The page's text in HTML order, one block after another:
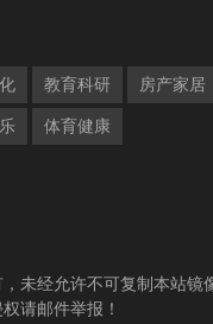
教育科研 房产家居
体育健康
未经允许不可复制本站镜
请邮件举报！